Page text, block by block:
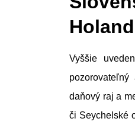
Vyššie
daňový raj a
či Seychelské